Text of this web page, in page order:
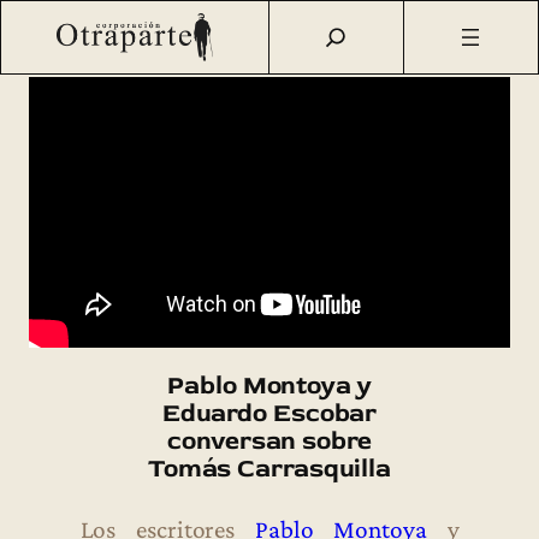
Saltar
contenido
Otraparte.org/Casa Museo Voces/Pablo Montoya y
Eduardo Escobar conversan sobre Tomás Carrasquilla
Pablo Montoya y
Eduardo Escobar
conversan sobre
Tomás Carrasquilla
Los escritores Pablo Montoyay